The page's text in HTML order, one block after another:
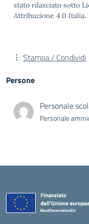
stato rilasciato sotto
Attribuzione 4.0 Italia.
Stampa / Condividi
Persone
Personale
Personale